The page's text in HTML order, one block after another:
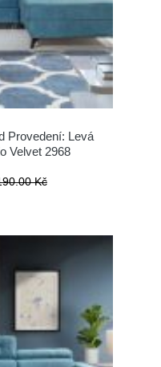
Provedení: Levá
Velvet 2968
Kč